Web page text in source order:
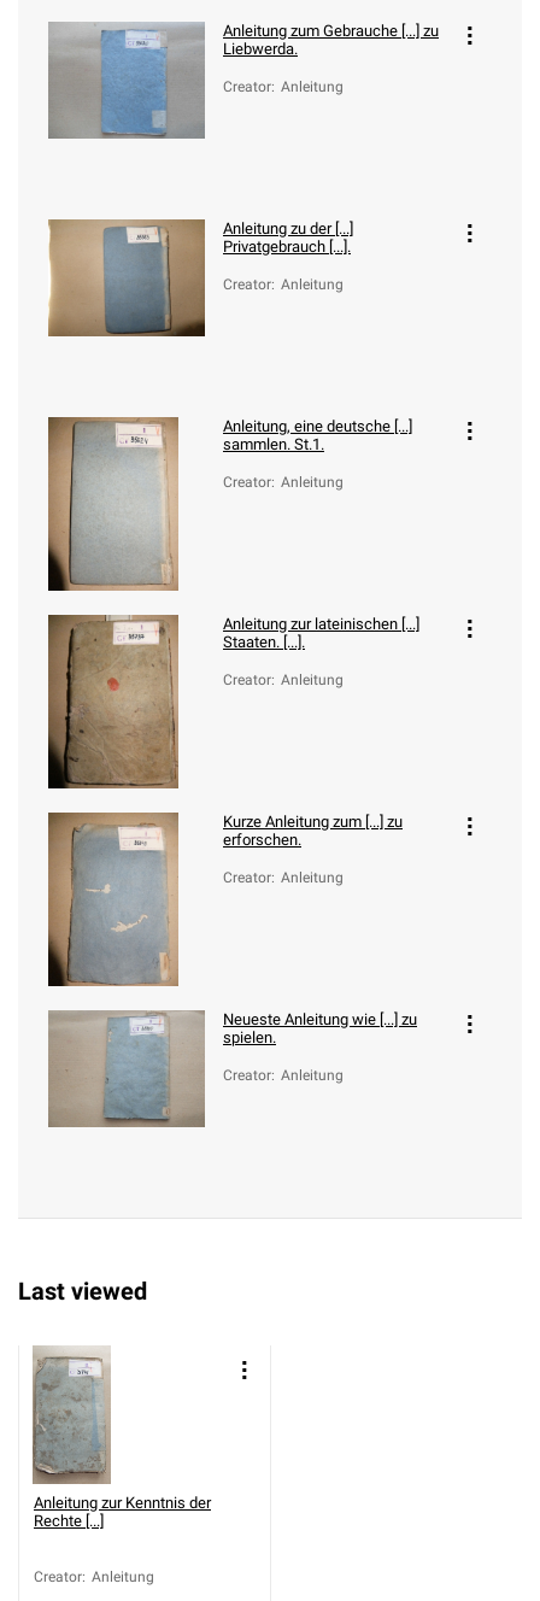
Anleitung zum Gebrauche [...] zu
Liebwerda.
Creator: Anleitung
Anleitung zu der [...]
Privatgebrauch [...].
Creator: Anleitung
Anleitung, eine deutsche [...]
sammlen. St.1.
Creator: Anleitung
Anleitung zur lateinischen [...]
Staaten. [...].
Creator: Anleitung
Kurze Anleitung zum [...] zu
erforschen.
Creator: Anleitung
Neueste Anleitung wie [...] zu
spielen.
Creator: Anleitung
Last viewed
Anleitung zur Kenntnis der
Rechte [...]
Creator: Anleitung